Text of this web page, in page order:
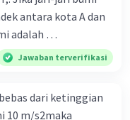
uang) naik
deflasi di
(penawaran
c. Tingkat bunga
ke kanan atas d.
jumlah uang
antara kota A dan
adalah …
Jawaban terverifikasi
dari ketinggian
10 m/s2maka